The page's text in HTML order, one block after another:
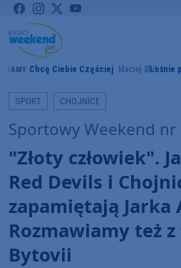
Chcę Ciebie Częściej Maciej Skiba
Letnie
SPORT CHOJNICE
Sportowy Weekend nr
"Złoty człowiek".
Red Devils i
zapamiętają Jarka
Rozmawiamy też
Bytovii